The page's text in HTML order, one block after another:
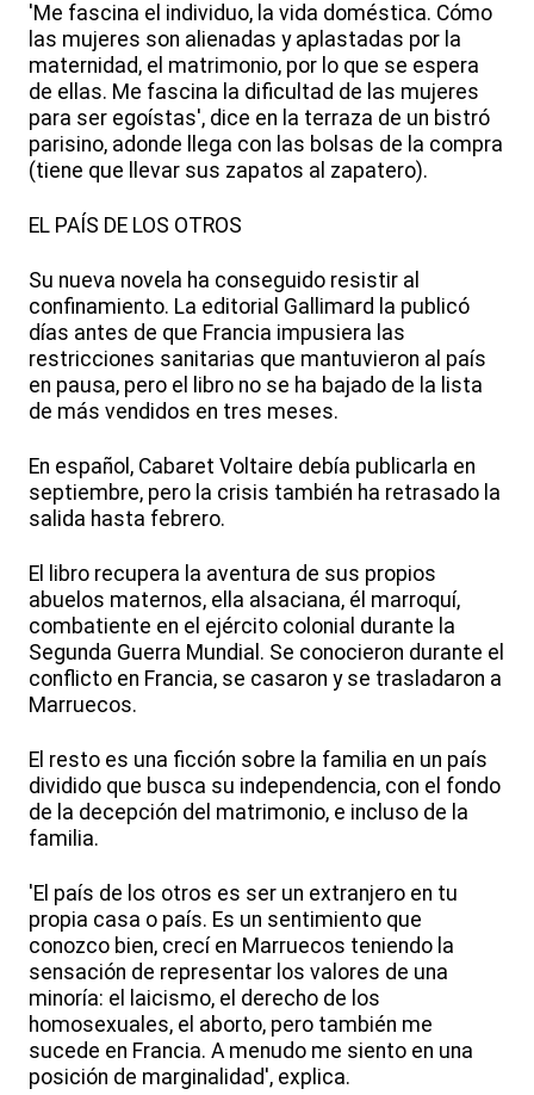
'Me fascina el individuo, la vida doméstica. Cómo
las mujeres son alienadas y aplastadas por la
maternidad, el matrimonio, por lo que se espera
de ellas. Me fascina la dificultad de las mujeres
para ser egoístas', dice en la terraza de un bistró
parisino, adonde llega con las bolsas de la compra
(tiene que llevar sus zapatos al zapatero).
EL PAÍS DE LOS OTROS
Su nueva novela ha conseguido resistir al
confinamiento. La editorial Gallimard la publicó
días antes de que Francia impusiera las
restricciones sanitarias que mantuvieron al país
en pausa, pero el libro no se ha bajado de la lista
de más vendidos en tres meses.
En español, Cabaret Voltaire debía publicarla en
septiembre, pero la crisis también ha retrasado la
salida hasta febrero.
El libro recupera la aventura de sus propios
abuelos maternos, ella alsaciana, él marroquí,
combatiente en el ejército colonial durante la
Segunda Guerra Mundial. Se conocieron durante el
conflicto en Francia, se casaron y se trasladaron a
Marruecos.
El resto es una ficción sobre la familia en un país
dividido que busca su independencia, con el fondo
de la decepción del matrimonio, e incluso de la
familia.
'El país de los otros es ser un extranjero en tu
propia casa o país. Es un sentimiento que
conozco bien, crecí en Marruecos teniendo la
sensación de representar los valores de una
minoría: el laicismo, el derecho de los
homosexuales, el aborto, pero también me
sucede en Francia. A menudo me siento en una
posición de marginalidad', explica.